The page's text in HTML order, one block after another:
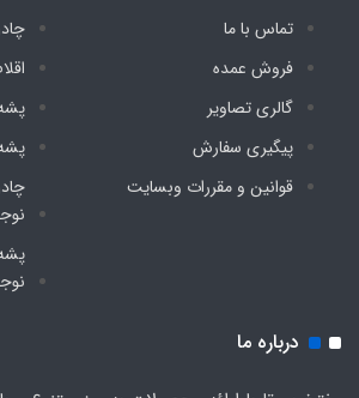
تماس با ما
فروش عمده
گالری تصاویر
پیگیری سفارش
قوانین و مقررات وبسایت
درباره ما